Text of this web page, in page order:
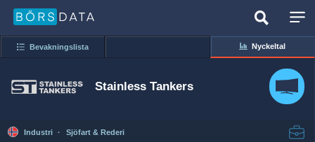
Bevakningslista Nyckeltal
Stainless Tankers
Industri · Sjöfart & Rederi